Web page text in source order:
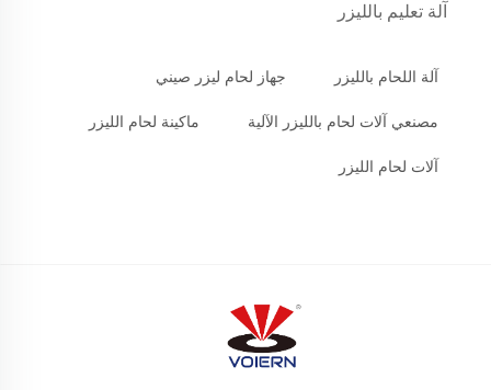
آلة تعليم بالليزر
آلة اللحام بالليزر جهاز لحام ليزر صيني
مصنعي آلات لحام بالليزر الآلية ماكينة لحام الليزر
آلات لحام الليزر